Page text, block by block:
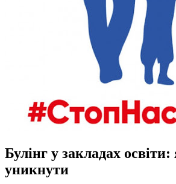
Булінг у закладах
уникнути